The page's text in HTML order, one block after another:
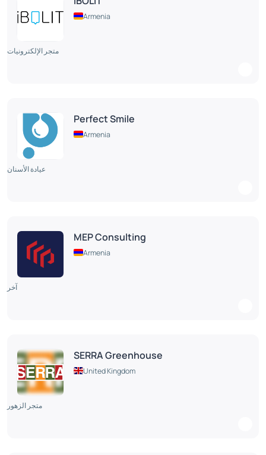
Armenia
متجر الإلكترونيات
Perfect Smile
Armenia
عيادة الأسنان
MEP Consulting
Armenia
آخر
SERRA Greenhouse
United Kingdom
متجر الزهور